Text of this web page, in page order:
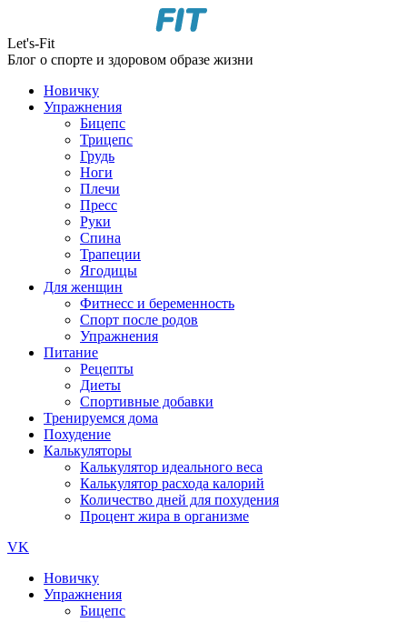
Let's-Fit
Блог о спорте и здоровом образе жизни
Новичку
Упражнения
Бицепс
Трицепс
Грудь
Ноги
Плечи
Пресс
Руки
Спина
Трапеции
Ягодицы
Для женщин
Фитнесс и беременность
Спорт после родов
Упражнения
Питание
Рецепты
Диеты
Спортивные добавки
Тренируемся дома
Похудение
Калькуляторы
Калькулятор идеального веса
Калькулятор расхода калорий
Количество дней для похудения
Процент жира в организме
VK
Новичку
Упражнения
Бицепс